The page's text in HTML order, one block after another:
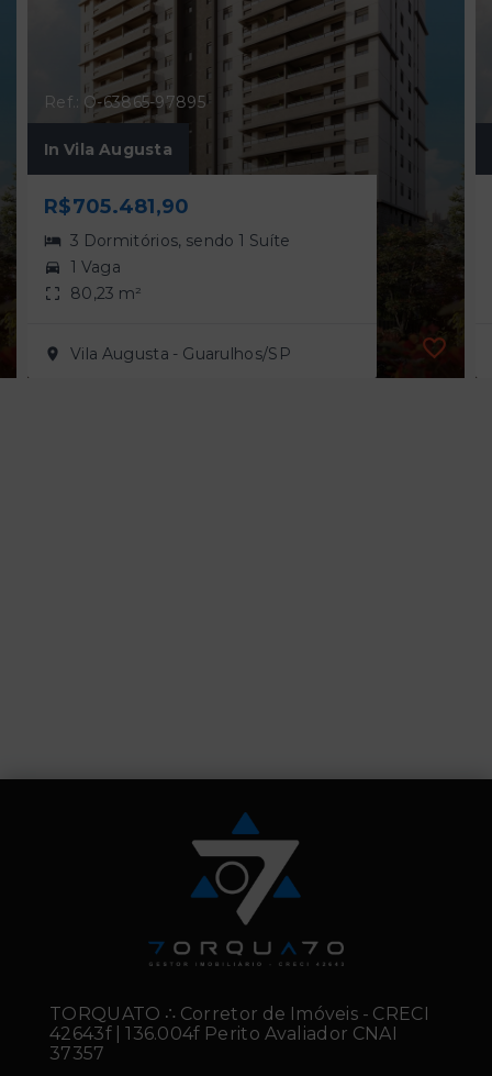
Ref.: O-63865-97895
In Vila Augusta
R$705.481,90
3 Dormitórios, sendo 1 Suíte
1 Vaga
80,23 m²
Vila Augusta - Guarulhos/SP
TORQUATO ∴ Corretor de Imóveis - CRECI
42643f | 136.004f Perito Avaliador CNAI
37357